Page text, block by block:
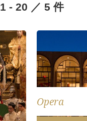
1 - 20 ／ 5 件
Opera